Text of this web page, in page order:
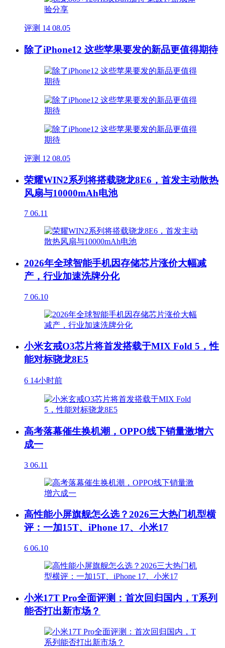
评测 14 08.05
除了iPhone12 这些苹果要发的新品更值得期待
评测 12 08.05
荣耀WIN2系列将搭载骁龙8E6，首发主动散热
风扇与10000mAh电池
7 06.11
2026年全球智能手机因存储芯片涨价大幅减
产，行业加速洗牌分化
7 06.10
小米玄戒O3芯片将首发搭载于MIX Fold 5，性
能对标骁龙8E5
6 14小时前
高考落幕催生换机潮，OPPO线下销量激增六
成一
3 06.11
高性能小屏旗舰怎么选？2026三大热门机型横
评：一加15T、iPhone 17、小米17
6 06.10
小米17T Pro全面评测：首次回归国内，T系列
能否打出新市场？